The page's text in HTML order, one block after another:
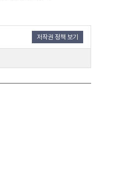
저작권 정책 보기